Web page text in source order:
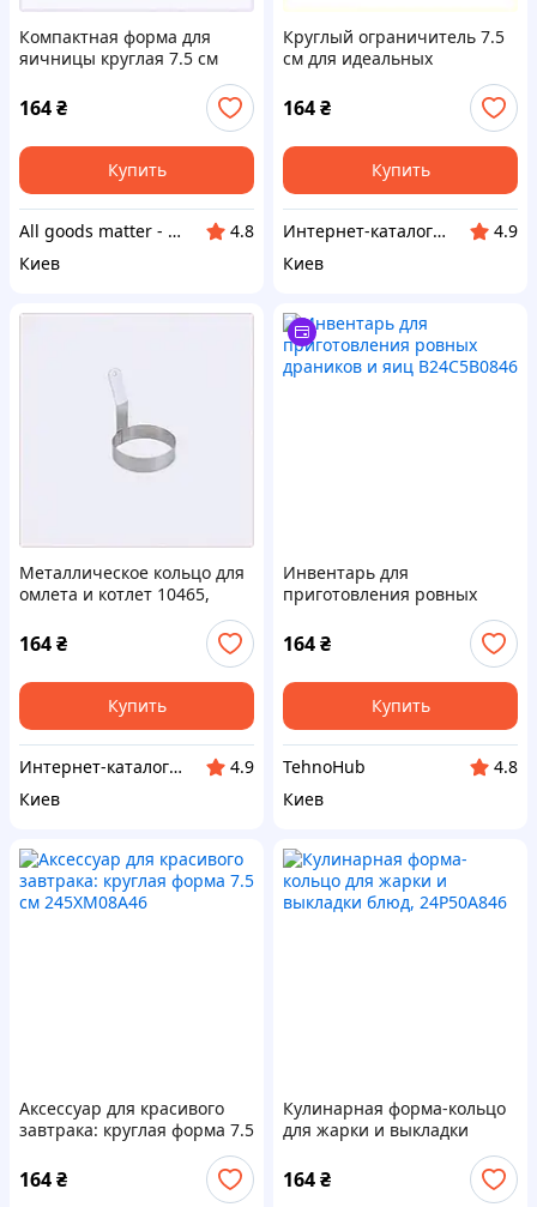
Компактная форма для
яичницы круглая 7.5 см
164₴
Купить
All goods matter - актуальные товары на каждый день
4.8
Киев
Круглый ограничитель 7.5
см для идеальных
164₴
Купить
Интер​нет-ка​та​лог с​ки​​док "ZAKAZ!K"
4.9
Киев
Металлическое кольцо для
омлета и котлет 10465,
164₴
Купить
Инте​рнет​-кат​алог ск​​идок "BAGSPACE"
4.9
Киев
Инвентарь для
приготовления ровных
драников и яиц B24C5B0846
164₴
Купить
TehnoHub
4.8
Киев
Аксессуар для красивого
завтрака: круглая форма 7.5
164₴
Кулинарная форма-кольцо
для жарки и выкладки
164₴